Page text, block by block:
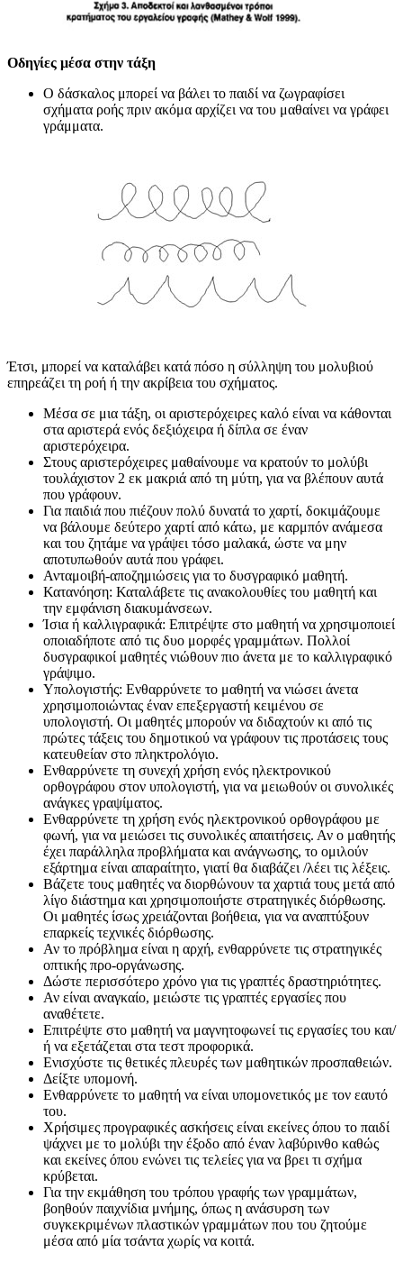
Οδηγίες μέσα στην τάξη
Ο δάσκαλος μπορεί να βάλει το παιδί να ζωγραφίσει
σχήματα ροής πριν ακόμα αρχίζει να του μαθαίνει να γράφει
γράμματα.
Έτσι, μπορεί να καταλάβει κατά πόσο η σύλληψη του μολυβιού
επηρεάζει τη ροή ή την ακρίβεια του σχήματος.
Μέσα σε μια τάξη, οι αριστερόχειρες καλό είναι να κάθονται
στα αριστερά ενός δεξιόχειρα ή δίπλα σε έναν
αριστερόχειρα.
Στους αριστερόχειρες μαθαίνουμε να κρατούν το μολύβι
τουλάχιστον 2 εκ μακριά από τη μύτη, για να βλέπουν αυτά
που γράφουν.
Για παιδιά που πιέζουν πολύ δυνατά το χαρτί, δοκιμάζουμε
να βάλουμε δεύτερο χαρτί από κάτω, με καρμπόν ανάμεσα
και του ζητάμε να γράψει τόσο μαλακά, ώστε να μην
αποτυπωθούν αυτά που γράφει.
Ανταμοιβή-αποζημιώσεις για το δυσγραφικό μαθητή.
Κατανόηση: Καταλάβετε τις ανακολουθίες του μαθητή και
την εμφάνιση διακυμάνσεων.
Ίσια ή καλλιγραφικά: Επιτρέψτε στο μαθητή να χρησιμοποιεί
οποιαδήποτε από τις δυο μορφές γραμμάτων. Πολλοί
δυσγραφικοί μαθητές νιώθουν πιο άνετα με το καλλιγραφικό
γράψιμο.
Υπολογιστής: Ενθαρρύνετε το μαθητή να νιώσει άνετα
χρησιμοποιώντας έναν επεξεργαστή κειμένου σε
υπολογιστή. Οι μαθητές μπορούν να διδαχτούν κι από τις
πρώτες τάξεις του δημοτικού να γράφουν τις προτάσεις τους
κατευθείαν στο πληκτρολόγιο.
Ενθαρρύνετε τη συνεχή χρήση ενός ηλεκτρονικού
ορθογράφου στον υπολογιστή, για να μειωθούν οι συνολικές
ανάγκες γραψίματος.
Ενθαρρύνετε τη χρήση ενός ηλεκτρονικού ορθογράφου με
φωνή, για να μειώσει τις συνολικές απαιτήσεις. Αν ο μαθητής
έχει παράλληλα προβλήματα και ανάγνωσης, το ομιλούν
εξάρτημα είναι απαραίτητο, γιατί θα διαβάζει /λέει τις λέξεις.
Βάζετε τους μαθητές να διορθώνουν τα χαρτιά τους μετά από
λίγο διάστημα και χρησιμοποιήστε στρατηγικές διόρθωσης.
Οι μαθητές ίσως χρειάζονται βοήθεια, για να αναπτύξουν
επαρκείς τεχνικές διόρθωσης.
Αν το πρόβλημα είναι η αρχή, ενθαρρύνετε τις στρατηγικές
οπτικής προ-οργάνωσης.
Δώστε περισσότερο χρόνο για τις γραπτές δραστηριότητες.
Αν είναι αναγκαίο, μειώστε τις γραπτές εργασίες που
αναθέτετε.
Επιτρέψτε στο μαθητή να μαγνητοφωνεί τις εργασίες του και/
ή να εξετάζεται στα τεστ προφορικά.
Ενισχύστε τις θετικές πλευρές των μαθητικών προσπαθειών.
Δείξτε υπομονή.
Ενθαρρύνετε το μαθητή να είναι υπομονετικός με τον εαυτό
του.
Χρήσιμες προγραφικές ασκήσεις είναι εκείνες όπου το παιδί
ψάχνει με το μολύβι την έξοδο από έναν λαβύρινθο καθώς
και εκείνες όπου ενώνει τις τελείες για να βρει τι σχήμα
κρύβεται.
Για την εκμάθηση του τρόπου γραφής των γραμμάτων,
βοηθούν παιχνίδια μνήμης, όπως η ανάσυρση των
συγκεκριμένων πλαστικών γραμμάτων που του ζητούμε
μέσα από μία τσάντα χωρίς να κοιτά.